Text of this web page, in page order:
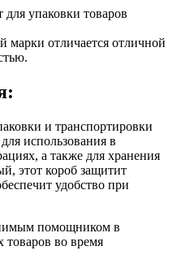
упаковки товаров
отличается отличной
и транспортировки
использования в
а также для хранения
этот короб защитит
удобство при
помощником в
товаров во время